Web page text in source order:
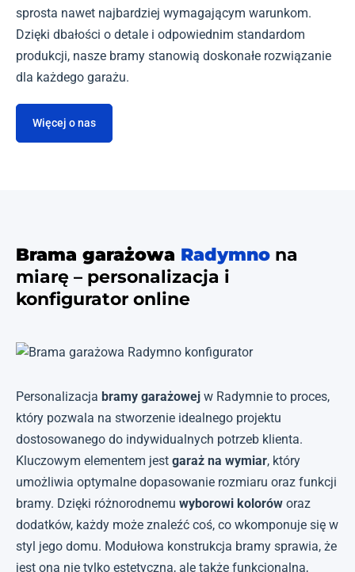
sprosta nawet najbardziej wymagającym warunkom.
Dzięki dbałości o detale i odpowiednim standardom
produkcji, nasze bramy stanowią doskonałe rozwiązanie
dla każdego garażu.
Więcej o nas
Brama garażowa Radymno na
miarę – personalizacja i
konfigurator online
Personalizacja bramy garażowej w Radymnie to proces,
który pozwala na stworzenie idealnego projektu
dostosowanego do indywidualnych potrzeb klienta.
Kluczowym elementem jest garaż na wymiar, który
umożliwia optymalne dopasowanie rozmiaru oraz funkcji
bramy. Dzięki różnorodnemu wyborowi kolorów oraz
dodatków, każdy może znaleźć coś, co wkomponuje się w
styl jego domu. Modułowa konstrukcja bramy sprawia, że
jest ona nie tylko estetyczna, ale także funkcjonalna,